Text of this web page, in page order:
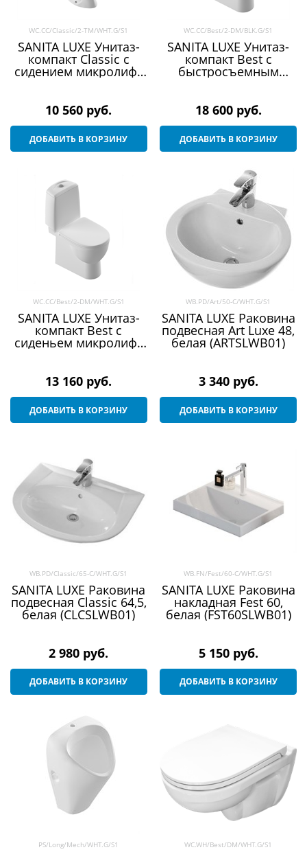
WC.CC/Classic/2-TM/WHT.G/S1
SANITA LUXE Унитаз-
компакт Classic с
сидением микролифт
10 560 руб.
ДОБАВИТЬ В КОРЗИНУ
WC.CC/Best/2-DM/BLK.G/S1
SANITA LUXE Унитаз-
компакт Best с
быстросъемным
18 600 руб.
ДОБАВИТЬ В КОРЗИНУ
WC.CC/Best/2-DM/WHT.G/S1
SANITA LUXE Унитаз-
компакт Best с
сиденьем микролифт
13 160 руб.
ДОБАВИТЬ В КОРЗИНУ
WB.PD/Art/50-C/WHT.G/S1
SANITA LUXE Раковина
подвесная Art Luxe 48,
белая (ARTSLWB01)
3 340 руб.
ДОБАВИТЬ В КОРЗИНУ
WB.PD/Classic/65-C/WHT.G/S1
SANITA LUXE Раковина
подвесная Classic 64,5,
белая (CLCSLWB01)
2 980 руб.
ДОБАВИТЬ В КОРЗИНУ
WB.FN/Fest/60-C/WHT.G/S1
SANITA LUXE Раковина
накладная Fest 60,
белая (FST60SLWB01)
5 150 руб.
ДОБАВИТЬ В КОРЗИНУ
PS/Long/Mech/WHT.G/S1 WC.WH/Best/DM/WHT.G/S1